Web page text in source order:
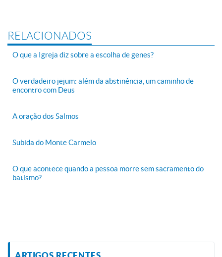
RELACIONADOS
O que a Igreja diz sobre a escolha de genes?
O verdadeiro jejum: além da abstinência, um caminho de
encontro com Deus
A oração dos Salmos
Subida do Monte Carmelo
O que acontece quando a pessoa morre sem sacramento do
batismo?